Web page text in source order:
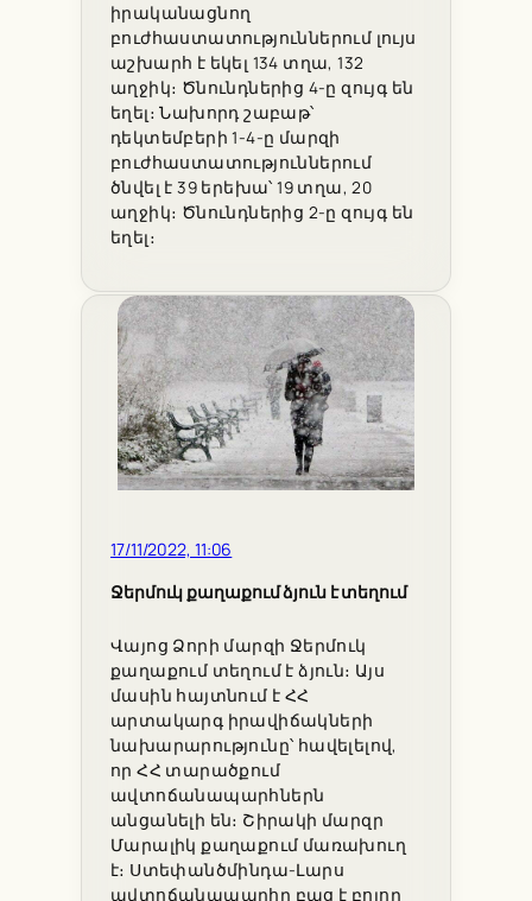
իրականացնող
բուժհաստատություններում լույս
աշխարհ է եկել 134 տղա, 132
աղջիկ։ Ծնունդներից 4-ը զույգ են
եղել։ Նախորդ շաբաթ՝
դեկտեմբերի 1-4-ը մարզի
բուժհաստատություններում
ծնվել է 39 երեխա՝ 19 տղա, 20
աղջիկ։ Ծնունդներից 2-ը զույգ են
եղել։
17/11/2022, 11:06
Ջերմուկ քաղաքում ձյուն է տեղում
Վայոց Ձորի մարզի Ջերմուկ
քաղաքում տեղում է ձյուն։ Այս
մասին հայտնում է ՀՀ
արտակարգ իրավիճակների
նախարարությունը՝ հավելելով,
որ ՀՀ տարածքում
ավտոճանապարհներն
անցանելի են։ Շիրակի մարզր
Մարալիկ քաղաքում մառախուղ
է։ Ստեփանծմինդա-Լարս
ավտոճանապարհը բաց է բոլոր